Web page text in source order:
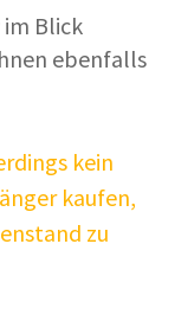
im Blick
ebenfalls
kein
kaufen,
zu